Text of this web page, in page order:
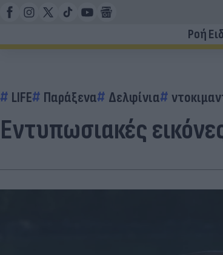
Ροή
LIFE Παράξενα Δελφίνια
Εντυπωσιακές